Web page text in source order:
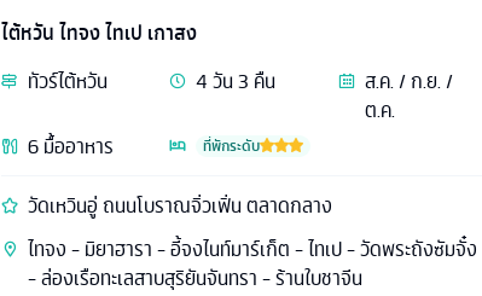
ไต้หวัน ไทจง ไทเป เกาสง
ทัวร์ไต้หวัน 4วัน3 คืน
ส.ค. / ก.ย. /
ต.ค.
6มื้ออาหาร ที่พักระดับ
วัดเหวินอู่ ถนนโบราณจิ่วเฟิ่น ตลาดกลาง
ไทจง - มิยาฮารา - อี้จงไนท์มาร์เก็ต - ไทเป - วัดพระถังซัมจั๋ง
- ล่องเรือทะเลสาบสุริยันจันทรา - ร้านใบชาจีน